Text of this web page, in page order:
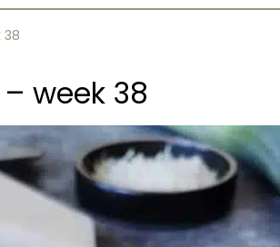
38
week 38